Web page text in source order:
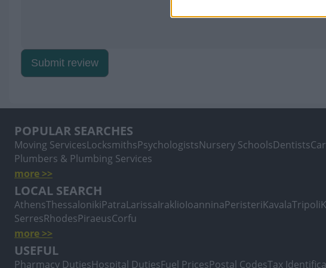
Submit review
POPULAR SEARCHES
Moving ServicesLocksmithsPsychologistsNursery SchoolsDentists
Plumbers & Plumbing Services
more >>
LOCAL SEARCH
AthensThessalonikiPatraLarissaIraklioIoanninaPeristeriKavalaTripoli
SerresRhodesPiraeusCorfu
more >>
USEFUL
Pharmacy DutiesHospital DutiesFuel PricesPostal CodesTax